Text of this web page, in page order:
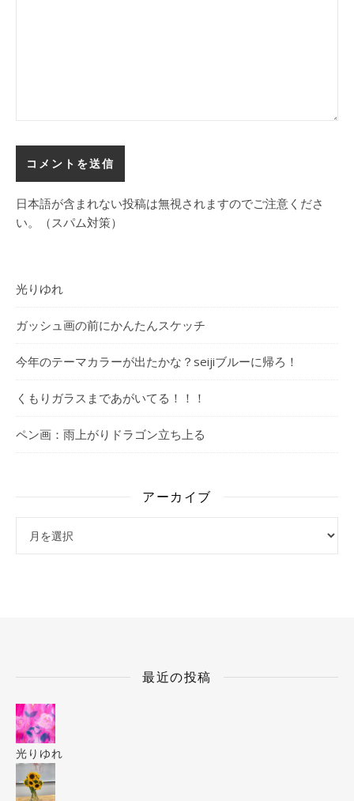
日本語が含まれない投稿は無視されますのでご注意くださ
い。（スパム対策）
光りゆれ
ガッシュ画の前にかんたんスケッチ
今年のテーマカラーが出たかな？seijiブルーに帰ろ！
くもりガラスまであがいてる！！！
ペン画：雨上がりドラゴン立ち上る
アーカイブ
最近の投稿
光りゆれ